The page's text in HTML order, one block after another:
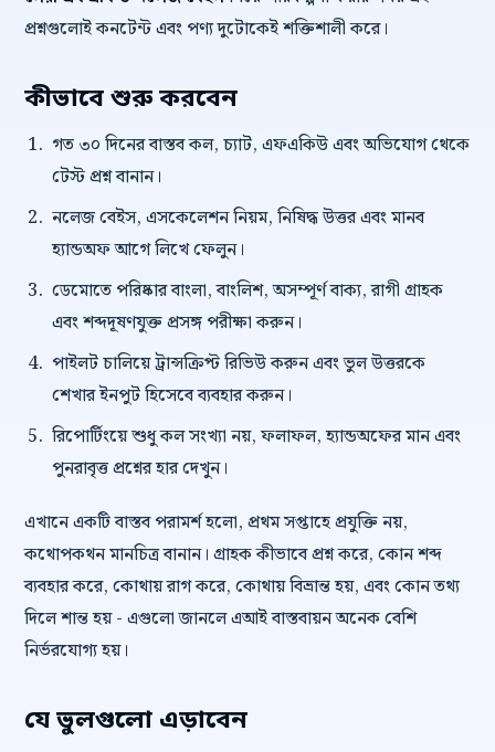
প্রশ্নগুলোই কনটেন্ট এবং পণ্য দুটোকেই শক্তিশালী করে।
কীভাবে শুরু করবেন
গত ৩০ দিনের বাস্তব কল, চ্যাট, এফএকিউ এবং অভিযোগ থেকে
টেস্ট প্রশ্ন বানান।
নলেজ বেইস, এসকেলেশন নিয়ম, নিষিদ্ধ উত্তর এবং মানব
হ্যান্ডঅফ আগে লিখে ফেলুন।
ডেমোতে পরিষ্কার বাংলা, বাংলিশ, অসম্পূর্ণ বাক্য, রাগী গ্রাহক
এবং শব্দদূষণযুক্ত প্রসঙ্গ পরীক্ষা করুন।
পাইলট চালিয়ে ট্রান্সক্রিপ্ট রিভিউ করুন এবং ভুল উত্তরকে
শেখার ইনপুট হিসেবে ব্যবহার করুন।
রিপোর্টিংয়ে শুধু কল সংখ্যা নয়, ফলাফল, হ্যান্ডঅফের মান এবং
পুনরাবৃত্ত প্রশ্নের হার দেখুন।
এখানে একটি বাস্তব পরামর্শ হলো, প্রথম সপ্তাহে প্রযুক্তি নয়,
কথোপকথন মানচিত্র বানান। গ্রাহক কীভাবে প্রশ্ন করে, কোন শব্দ
ব্যবহার করে, কোথায় রাগ করে, কোথায় বিভ্রান্ত হয়, এবং কোন তথ্য
দিলে শান্ত হয় - এগুলো জানলে এআই বাস্তবায়ন অনেক বেশি
নির্ভরযোগ্য হয়।
যে ভুলগুলো এড়াবেন